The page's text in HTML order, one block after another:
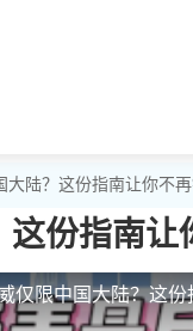
陆？这份指南让你不
份指南
仅限中国大陆？这